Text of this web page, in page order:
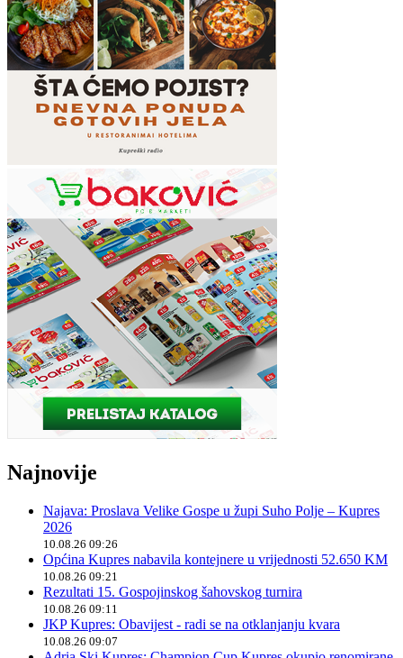
Najnovije
Najava: Proslava Velike Gospe u župi Suho Polje – Kupres
2026
10.08.26 09:26
Općina Kupres nabavila kontejnere u vrijednosti 52.650 KM
10.08.26 09:21
Rezultati 15. Gospojinskog šahovskog turnira
10.08.26 09:11
JKP Kupres: Obavijest - radi se na otklanjanju kvara
10.08.26 09:07